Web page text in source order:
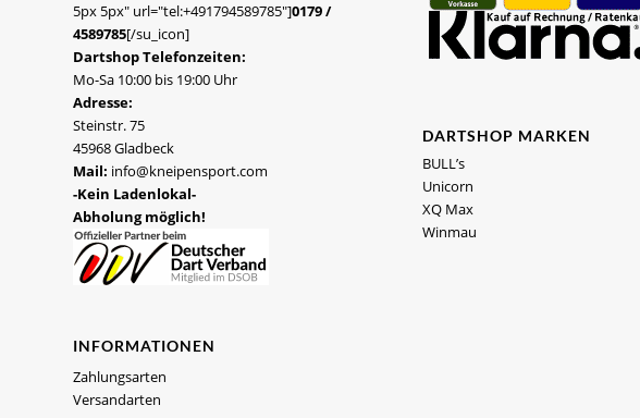
5px 5px" url="tel:+491794589785"]0179 /
4589785[/su_icon]
Dartshop Telefonzeiten:
Mo-Sa 10:00 bis 19:00 Uhr
Adresse:
Steinstr. 75
45968 Gladbeck
Mail: info@kneipensport.com
-Kein Ladenlokal-
Abholung möglich!
INFORMATIONEN
Zahlungsarten
Versandarten
DARTSHOP MARKEN
BULL’s
Unicorn
XQ Max
Winmau